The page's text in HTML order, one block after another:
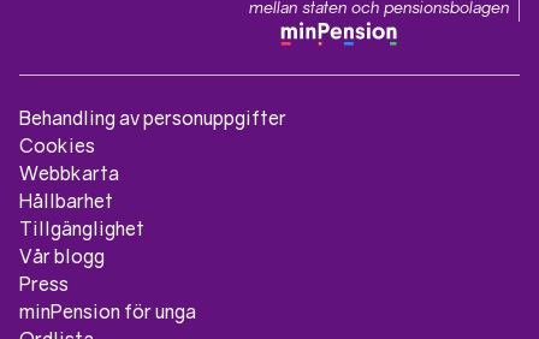
mellan staten och pensionsbolagen
Behandling av personuppgifter
Cookies
Webbkarta
Hållbarhet
Tillgänglighet
Vår blogg
Press
minPension för unga